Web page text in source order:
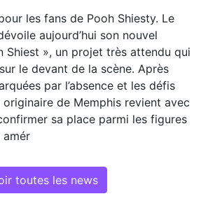
les fans de Pooh Shiesty. Le
aujourd’hui son nouvel
Shiest », un projet très attendu qui
le devant de la scène. Après
par l’absence et les défis
originaire de Memphis revient avec
sa place parmi les figures
toutes les news